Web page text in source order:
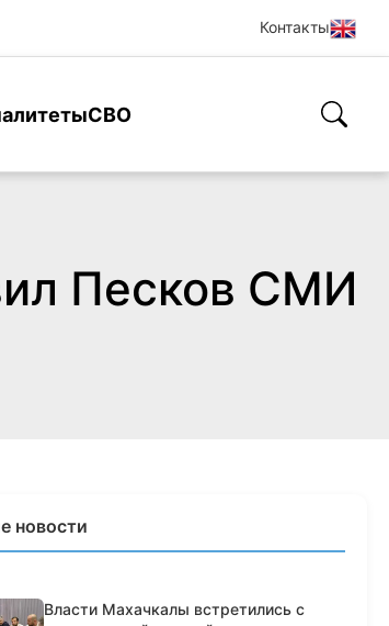
Контакты
СВО
Песков СМИ
новости
Власти Махачкалы встретились с